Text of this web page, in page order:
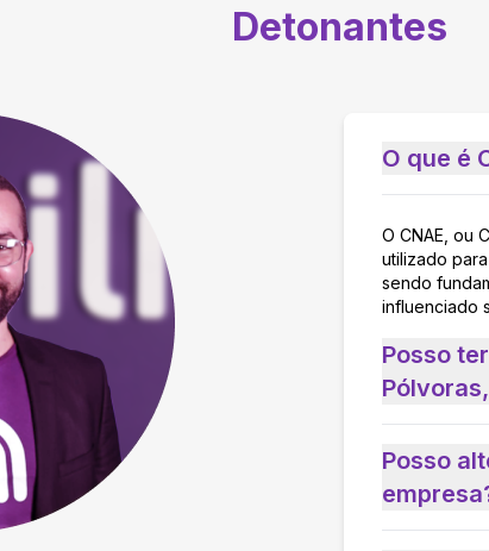
Detonantes
O que é
O CNAE, ou
utilizado
sendo
influenciado
Posso
Posso